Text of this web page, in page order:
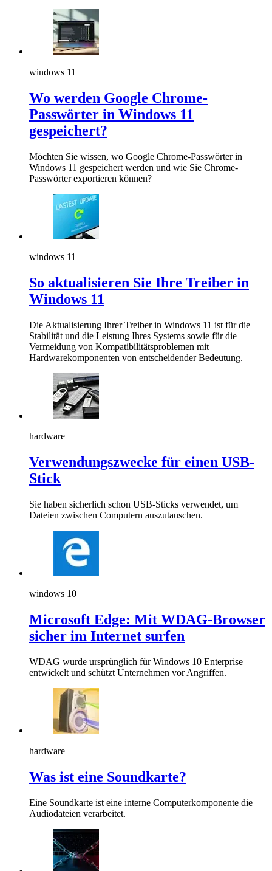
windows 11
Wo werden Google Chrome-
Passwörter in Windows 11
gespeichert?
Möchten Sie wissen, wo Google Chrome-Passwörter in
Windows 11 gespeichert werden und wie Sie Chrome-
Passwörter exportieren können?
windows 11
So aktualisieren Sie Ihre Treiber in
Windows 11
Die Aktualisierung Ihrer Treiber in Windows 11 ist für die
Stabilität und die Leistung Ihres Systems sowie für die
Vermeidung von Kompatibilitätsproblemen mit
Hardwarekomponenten von entscheidender Bedeutung.
hardware
Verwendungszwecke für einen USB-
Stick
Sie haben sicherlich schon USB-Sticks verwendet, um
Dateien zwischen Computern auszutauschen.
windows 10
Microsoft Edge: Mit WDAG-Browser
sicher im Internet surfen
WDAG wurde ursprünglich für Windows 10 Enterprise
entwickelt und schützt Unternehmen vor Angriffen.
hardware
Was ist eine Soundkarte?
Eine Soundkarte ist eine interne Computerkomponente die
Audiodateien verarbeitet.